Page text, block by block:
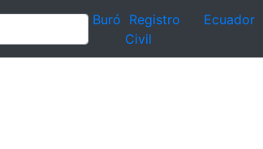
Buró Registro
Civil
Ecuador